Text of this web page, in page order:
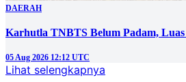
DAERAH
Karhutla TNBTS Belum Padam,
05 Aug 2026 12:12 UTC
Lihat selengkapnya